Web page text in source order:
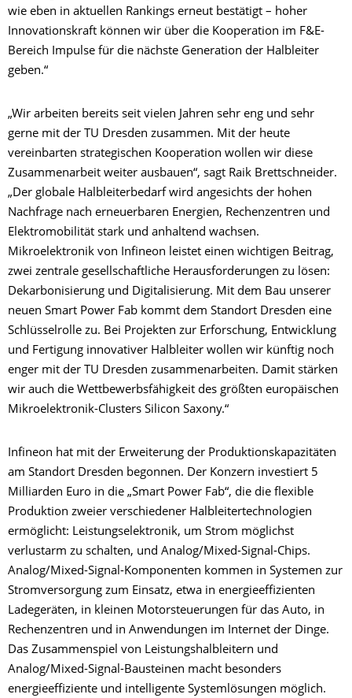
wie eben in aktuellen Rankings erneut bestätigt – hoher
Innovationskraft können wir über die Kooperation im F&E-
Bereich Impulse für die nächste Generation der Halbleiter
geben.“
„Wir arbeiten bereits seit vielen Jahren sehr eng und sehr
gerne mit der TU Dresden zusammen. Mit der heute
vereinbarten strategischen Kooperation wollen wir diese
Zusammenarbeit weiter ausbauen“, sagt Raik Brettschneider.
„Der globale Halbleiterbedarf wird angesichts der hohen
Nachfrage nach erneuerbaren Energien, Rechenzentren und
Elektromobilität stark und anhaltend wachsen.
Mikroelektronik von Infineon leistet einen wichtigen Beitrag,
zwei zentrale gesellschaftliche Herausforderungen zu lösen:
Dekarbonisierung und Digitalisierung. Mit dem Bau unserer
neuen Smart Power Fab kommt dem Standort Dresden eine
Schlüsselrolle zu. Bei Projekten zur Erforschung, Entwicklung
und Fertigung innovativer Halbleiter wollen wir künftig noch
enger mit der TU Dresden zusammenarbeiten. Damit stärken
wir auch die Wettbewerbsfähigkeit des größten europäischen
Mikroelektronik-Clusters Silicon Saxony.“
Infineon hat mit der Erweiterung der Produktionskapazitäten
am Standort Dresden begonnen. Der Konzern investiert 5
Milliarden Euro in die „Smart Power Fab“, die die flexible
Produktion zweier verschiedener Halbleitertechnologien
ermöglicht: Leistungselektronik, um Strom möglichst
verlustarm zu schalten, und Analog/Mixed-Signal-Chips.
Analog/Mixed-Signal-Komponenten kommen in Systemen zur
Stromversorgung zum Einsatz, etwa in energieeffizienten
Ladegeräten, in kleinen Motorsteuerungen für das Auto, in
Rechenzentren und in Anwendungen im Internet der Dinge.
Das Zusammenspiel von Leistungshalbleitern und
Analog/Mixed-Signal-Bausteinen macht besonders
energieeffiziente und intelligente Systemlösungen möglich.